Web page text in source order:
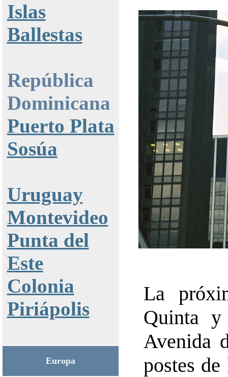
Islas
Ballestas
República
Dominicana
Puerto Plata
Sosúa
Uruguay
Montevideo
Punta del
Este
Colonia
Piriápolis
Europa
La
Quinta
Avenida
postes